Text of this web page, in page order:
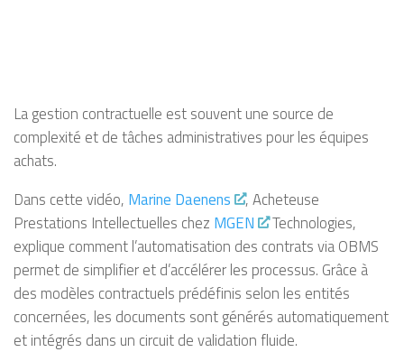
La gestion contractuelle est souvent une source de
complexité et de tâches administratives pour les équipes
achats.
Dans cette vidéo, Marine Daenens
, Acheteuse
Prestations Intellectuelles chez MGEN
Technologies,
explique comment l’automatisation des contrats via OBMS
permet de simplifier et d’accélérer les processus. Grâce à
des modèles contractuels prédéfinis selon les entités
concernées, les documents sont générés automatiquement
et intégrés dans un circuit de validation fluide.